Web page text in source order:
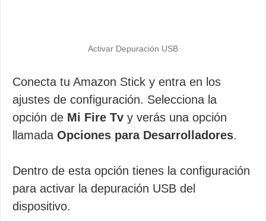
Activar Depuración USB
Conecta tu Amazon Stick y entra en los
ajustes de configuración. Selecciona la
opción de Mi Fire Tv y verás una opción
llamada Opciones para Desarrolladores.
Dentro de esta opción tienes la configuración
para activar la depuración USB del
dispositivo.